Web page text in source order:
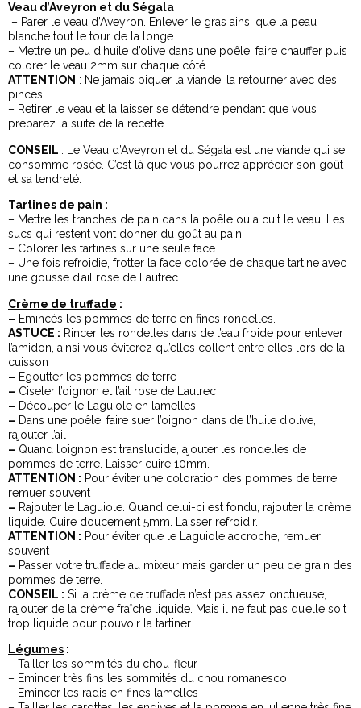
Veau d’Aveyron et du Ségala
– Parer le veau d’Aveyron. Enlever le gras ainsi que la peau
blanche tout le tour de la longe
– Mettre un peu d’huile d’olive dans une poêle, faire chauffer puis
colorer le veau 2mm sur chaque côté
ATTENTION : Ne jamais piquer la viande, la retourner avec des
pinces
– Retirer le veau et la laisser se détendre pendant que vous
préparez la suite de la recette
CONSEIL : Le Veau d’Aveyron et du Ségala est une viande qui se
consomme rosée. C’est là que vous pourrez apprécier son goût
et sa tendreté.
Tartines de pain :
– Mettre les tranches de pain dans la poêle ou a cuit le veau. Les
sucs qui restent vont donner du goût au pain
– Colorer les tartines sur une seule face
– Une fois refroidie, frotter la face colorée de chaque tartine avec
une gousse d’ail rose de Lautrec
Crème de truffade :
– Emincés les pommes de terre en fines rondelles.
ASTUCE : Rincer les rondelles dans de l’eau froide pour enlever
l’amidon, ainsi vous éviterez qu’elles collent entre elles lors de la
cuisson
– Egoutter les pommes de terre
– Ciseler l’oignon et l’ail rose de Lautrec
– Découper le Laguiole en lamelles
– Dans une poêle, faire suer l’oignon dans de l’huile d’olive,
rajouter l’ail
– Quand l’oignon est translucide, ajouter les rondelles de
pommes de terre. Laisser cuire 10mm.
ATTENTION : Pour éviter une coloration des pommes de terre,
remuer souvent
– Rajouter le Laguiole. Quand celui-ci est fondu, rajouter la crème
liquide. Cuire doucement 5mm. Laisser refroidir.
ATTENTION : Pour éviter que le Laguiole accroche, remuer
souvent
– Passer votre truffade au mixeur mais garder un peu de grain des
pommes de terre.
CONSEIL : Si la crème de truffade n’est pas assez onctueuse,
rajouter de la crème fraîche liquide. Mais il ne faut pas qu’elle soit
trop liquide pour pouvoir la tartiner.
Légumes :
– Tailler les sommités du chou-fleur
– Emincer très fins les sommités du chou romanesco
– Emincer les radis en fines lamelles